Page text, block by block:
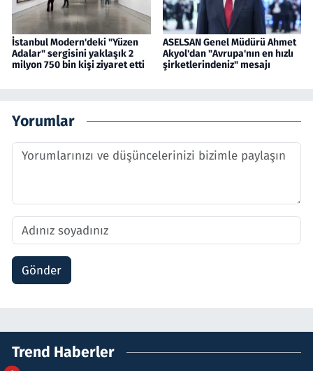
İstanbul Modern'deki "Yüzen
Adalar" sergisini yaklaşık 2
milyon 750 bin kişi ziyaret etti
ASELSAN Genel Müdürü Ahmet
Akyol'dan "Avrupa'nın en hızlı
şirketlerindeniz" mesajı
Yorumlar
Gönder
Trend Haberler